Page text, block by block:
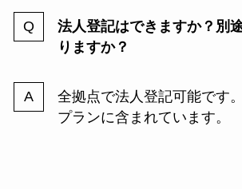
法人登記はできますか？別
りますか？
全拠点で法人登記可能です
プランに含まれています。